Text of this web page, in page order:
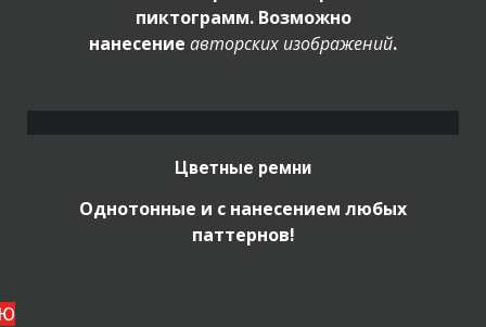
пиктограмм. Возможно
нанесение авторских изображений.
Цветные ремни
Однотонные и с нанесением любых
паттернов!